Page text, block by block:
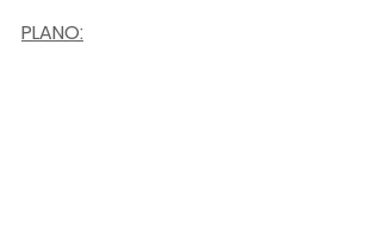
PLANO: